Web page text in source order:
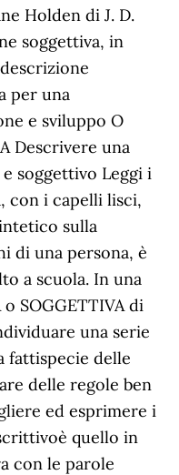
Holden di J. D.
soggettiva, in
per una
e sviluppo O
Descrivere una
soggettivo Leggi i
con i capelli lisci,
sulla
di una persona, è
a scuola. In una
o SOGGETTIVA di
una serie
fattispecie delle
delle regole ben
ed esprimere i
quello in
con le parole